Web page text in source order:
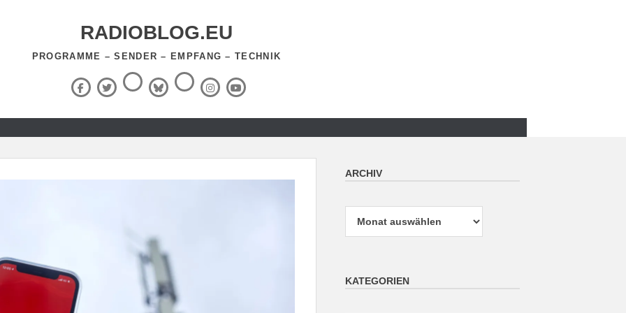
RADIOBLOG.EU
PROGRAMME – SENDER – EMPFANG – TECHNIK
Facebook
X
(Twitter)
ThreadsBlueSky
RSS-
Feed InstagramYouTube
ARCHIV
KATEGORIEN